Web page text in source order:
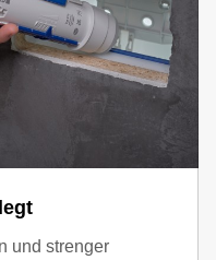
und strenger